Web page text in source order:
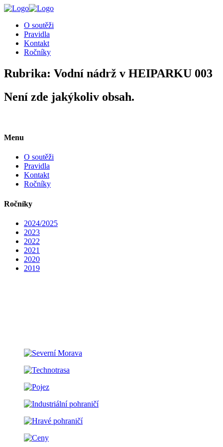
O soutěži
Pravidla
Kontakt
Ročníky
Rubrika: Vodní nádrž v HEIPARKU 003
Není zde jakýkoliv obsah.
Menu
O soutěži
Pravidla
Kontakt
Ročníky
Ročníky
2024/2025
2023
2022
2021
2020
2019